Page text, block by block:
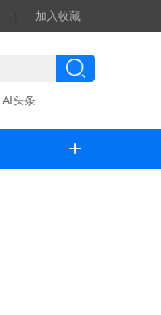
加入收藏
AI头条
+